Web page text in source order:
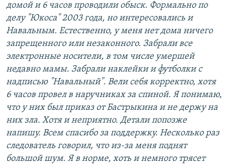
домой и 6 часов проводили обыск. Формально по
делу "Юкоса" 2003 года, но интересовались и
Навальным. Естественно, у меня нет дома ничего
запрещенного или незаконного. Забрали все
электронные носители, в том числе умершей
недавно мамы. Забрали наклейки и футболки с
надписью "Навальный". Вели себя корректно, хотя
6 часов провел в наручниках за спиной. Я понимаю,
что у них был приказ от Бастрыкина и не держу на
них зла. Хотя и неприятно. Детали попозже
напишу. Всем спасибо за поддержку. Несколько раз
следователь говорил, что из-за меня поднят
большой шум. Я в норме, хоть и немного трясет